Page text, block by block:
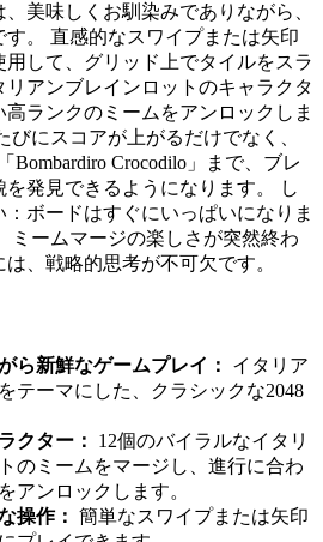
美味しくお馴染みでありながら、
。 直感的なスワイプまたは矢印
して、グリッド上でタイルをスラ
アンブレインロットのキャラクタ
ランクのミームをアンロックしま
にスコアが上がるだけでなく、
Bombardiro Crocodilo」まで、ブレ
発見できるようになります。 し
ボードはすぐにいっぱいになりま
ミームマージの楽しさが突然終わ
、戦略的思考が不可欠です。
ら新鮮なゲームプレイ：
イタリア
テーマにした、クラシックな2048
クター：
12個のバイラルなイタリ
のミームをマージし、進行に合わ
アンロックします。
操作： 簡単なスワイプまたは矢印